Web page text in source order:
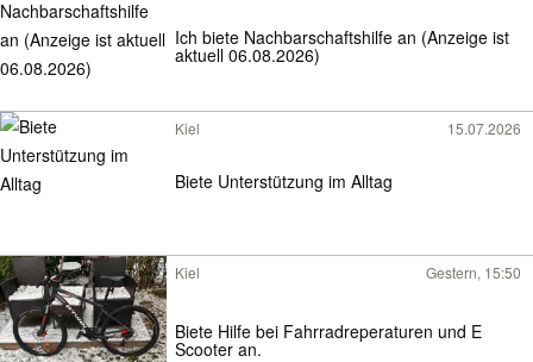
Ich biete Nachbarschaftshilfe an (Anzeige ist
aktuell 06.08.2026)
Kiel 15.07.2026
Biete Unterstützung im Alltag
Kiel Gestern, 15:50
Biete Hilfe bei Fahrradreperaturen und E
Scooter an.